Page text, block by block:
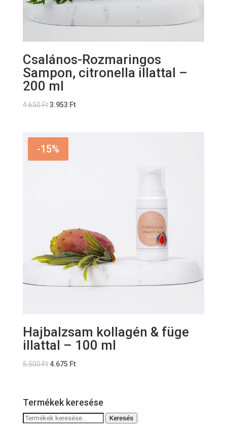
Csalános-Rozmaringos
Sampon, citronella illattal –
200 ml
4.650Ft Original
4.650 Ft.
3.953 FtCurrent
-15%
Hajbalzsam kollagén & füge
illattal – 100 ml
5.500Ft Original
5.500 Ft.
4.675 FtCurrent
4.675 Ft.
Termékek keresése
Keresés
Keresés